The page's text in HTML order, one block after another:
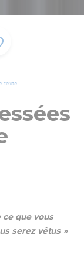
texte
que vous
serez vêtus »